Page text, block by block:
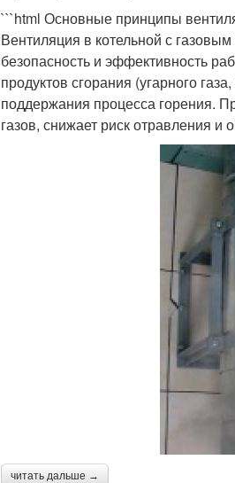
```html Основные принципы
Вентиляция в котельной с
безопасность и эффективность
продуктов сгорания (угарного
поддержания процесса горения.
газов, снижает риск отравления и
читать дальше →